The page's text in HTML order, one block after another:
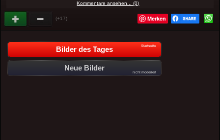
Kommentare ansehen... (0)
(+17) Merken
Bilder des Tages Startseite
Neue Bilder
nicht moderiert